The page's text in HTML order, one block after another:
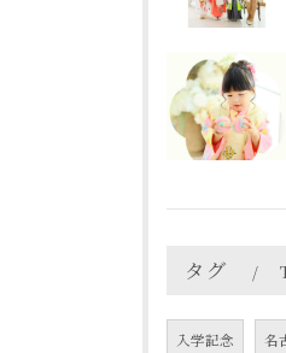
タグ
入学記念 名